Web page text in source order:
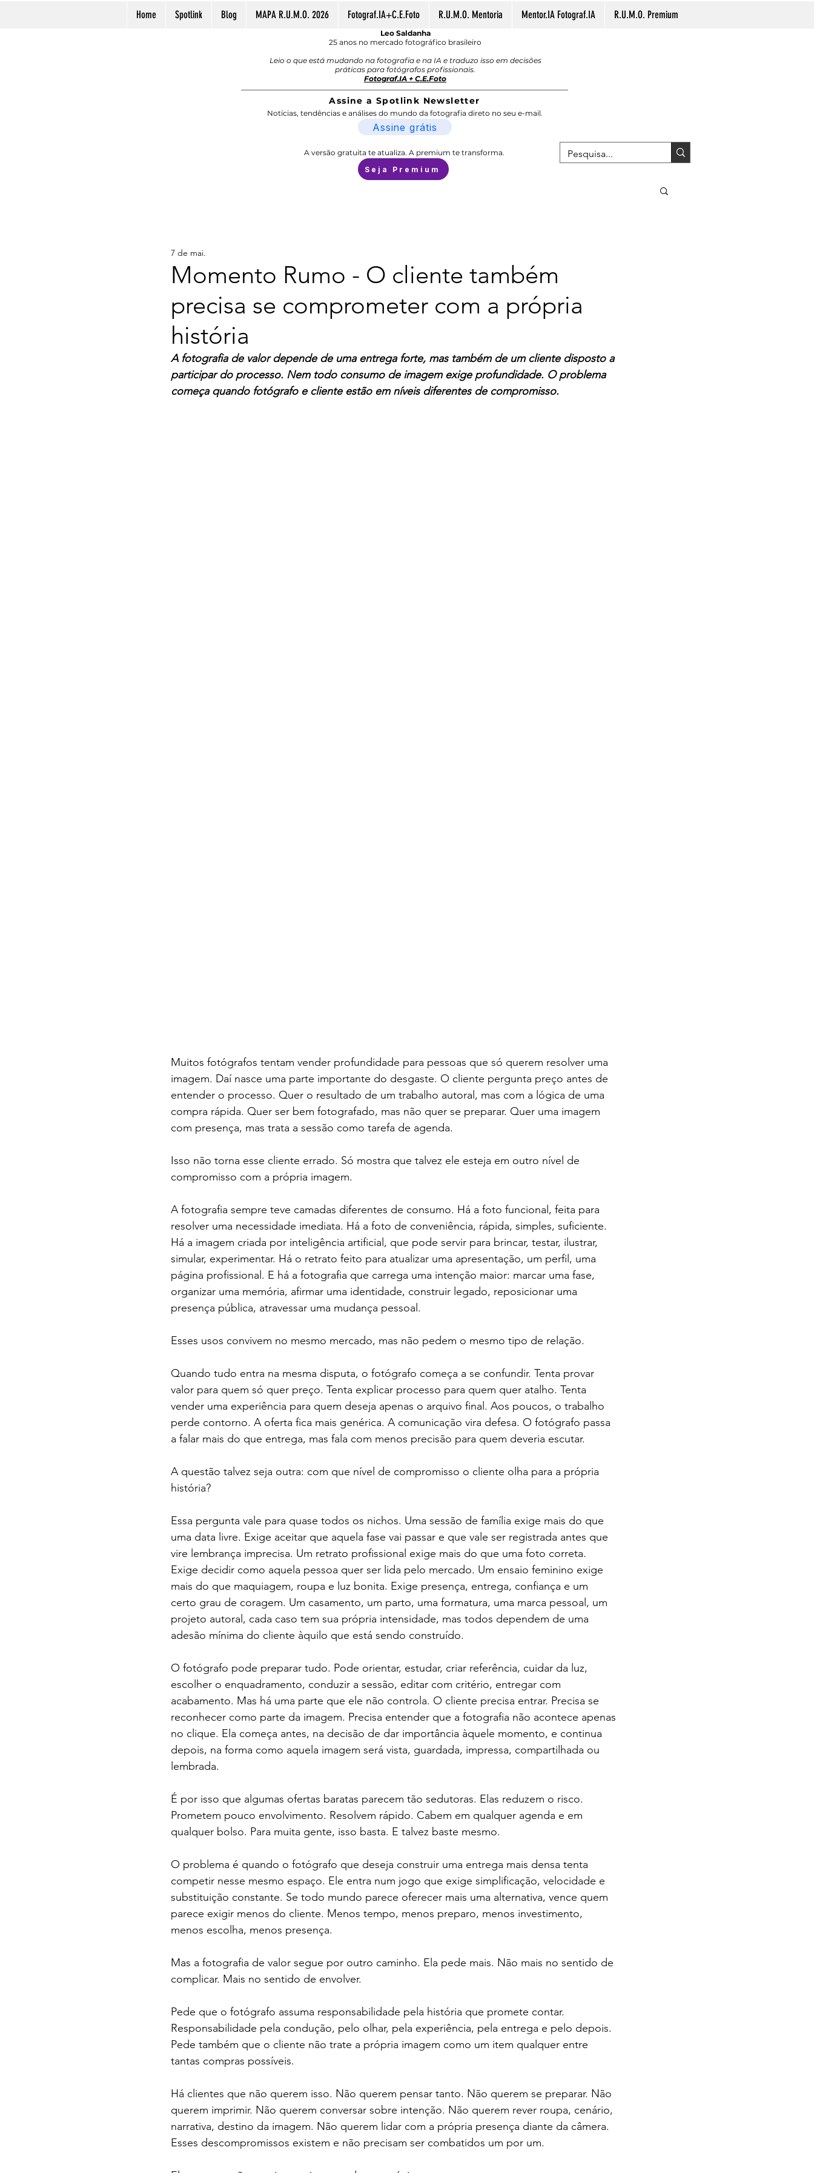
Home Spotlink Blog MAPA R.U.M.O. 2026 Fotograf.IA+C.E.Foto R.U.M.O. Mentoria Mentor.IA Fotograf.IA R.U.M.O. Premium
Leo Saldanha
25 anos no mercado fotográfico brasileiro
Leio o que está mudando na fotografia e na IA e traduzo isso em decisões
práticas para fotógrafos profissionais.
Fotograf.IA + C.E.Foto
Assine a Spotlink Newsletter
Notícias, tendências e análises do mundo da fotografia direto no seu e-mail.
Assine grátis
A versão gratuita te atualiza. A premium te transforma.
Seja Premium
Momento Rumo - O cliente também
precisa se comprometer com a própria
história
7 de mai.
A fotografia de valor depende de uma entrega forte, mas também de um cliente disposto a
participar do processo. Nem todo consumo de imagem exige profundidade. O problema
começa quando fotógrafo e cliente estão em níveis diferentes de compromisso.
Muitos fotógrafos tentam vender profundidade para pessoas que só querem resolver uma
imagem. Daí nasce uma parte importante do desgaste. O cliente pergunta preço antes de
entender o processo. Quer o resultado de um trabalho autoral, mas com a lógica de uma
compra rápida. Quer ser bem fotografado, mas não quer se preparar. Quer uma imagem
com presença, mas trata a sessão como tarefa de agenda.
Isso não torna esse cliente errado. Só mostra que talvez ele esteja em outro nível de
compromisso com a própria imagem.
A fotografia sempre teve camadas diferentes de consumo. Há a foto funcional, feita para
resolver uma necessidade imediata. Há a foto de conveniência, rápida, simples, suficiente.
Há a imagem criada por inteligência artificial, que pode servir para brincar, testar, ilustrar,
simular, experimentar. Há o retrato feito para atualizar uma apresentação, um perfil, uma
página profissional. E há a fotografia que carrega uma intenção maior: marcar uma fase,
organizar uma memória, afirmar uma identidade, construir legado, reposicionar uma
presença pública, atravessar uma mudança pessoal.
Esses usos convivem no mesmo mercado, mas não pedem o mesmo tipo de relação.
Quando tudo entra na mesma disputa, o fotógrafo começa a se confundir. Tenta provar
valor para quem só quer preço. Tenta explicar processo para quem quer atalho. Tenta
vender uma experiência para quem deseja apenas o arquivo final. Aos poucos, o trabalho
perde contorno. A oferta fica mais genérica. A comunicação vira defesa. O fotógrafo passa
a falar mais do que entrega, mas fala com menos precisão para quem deveria escutar.
A questão talvez seja outra: com que nível de compromisso o cliente olha para a própria
história?
Essa pergunta vale para quase todos os nichos. Uma sessão de família exige mais do que
uma data livre. Exige aceitar que aquela fase vai passar e que vale ser registrada antes que
vire lembrança imprecisa. Um retrato profissional exige mais do que uma foto correta.
Exige decidir como aquela pessoa quer ser lida pelo mercado. Um ensaio feminino exige
mais do que maquiagem, roupa e luz bonita. Exige presença, entrega, confiança e um
certo grau de coragem. Um casamento, um parto, uma formatura, uma marca pessoal, um
projeto autoral, cada caso tem sua própria intensidade, mas todos dependem de uma
adesão mínima do cliente àquilo que está sendo construído.
O fotógrafo pode preparar tudo. Pode orientar, estudar, criar referência, cuidar da luz,
escolher o enquadramento, conduzir a sessão, editar com critério, entregar com
acabamento. Mas há uma parte que ele não controla. O cliente precisa entrar. Precisa se
reconhecer como parte da imagem. Precisa entender que a fotografia não acontece apenas
no clique. Ela começa antes, na decisão de dar importância àquele momento, e continua
depois, na forma como aquela imagem será vista, guardada, impressa, compartilhada ou
lembrada.
É por isso que algumas ofertas baratas parecem tão sedutoras. Elas reduzem o risco.
Prometem pouco envolvimento. Resolvem rápido. Cabem em qualquer agenda e em
qualquer bolso. Para muita gente, isso basta. E talvez baste mesmo.
O problema é quando o fotógrafo que deseja construir uma entrega mais densa tenta
competir nesse mesmo espaço. Ele entra num jogo que exige simplificação, velocidade e
substituição constante. Se todo mundo parece oferecer mais uma alternativa, vence quem
parece exigir menos do cliente. Menos tempo, menos preparo, menos investimento,
menos escolha, menos presença.
Mas a fotografia de valor segue por outro caminho. Ela pede mais. Não mais no sentido de
complicar. Mais no sentido de envolver.
Pede que o fotógrafo assuma responsabilidade pela história que promete contar.
Responsabilidade pela condução, pelo olhar, pela experiência, pela entrega e pelo depois.
Pede também que o cliente não trate a própria imagem como um item qualquer entre
tantas compras possíveis.
Há clientes que não querem isso. Não querem pensar tanto. Não querem se preparar. Não
querem imprimir. Não querem conversar sobre intenção. Não querem rever roupa, cenário,
narrativa, destino da imagem. Não querem lidar com a própria presença diante da câmera.
Esses descompromissos existem e não precisam ser combatidos um por um.